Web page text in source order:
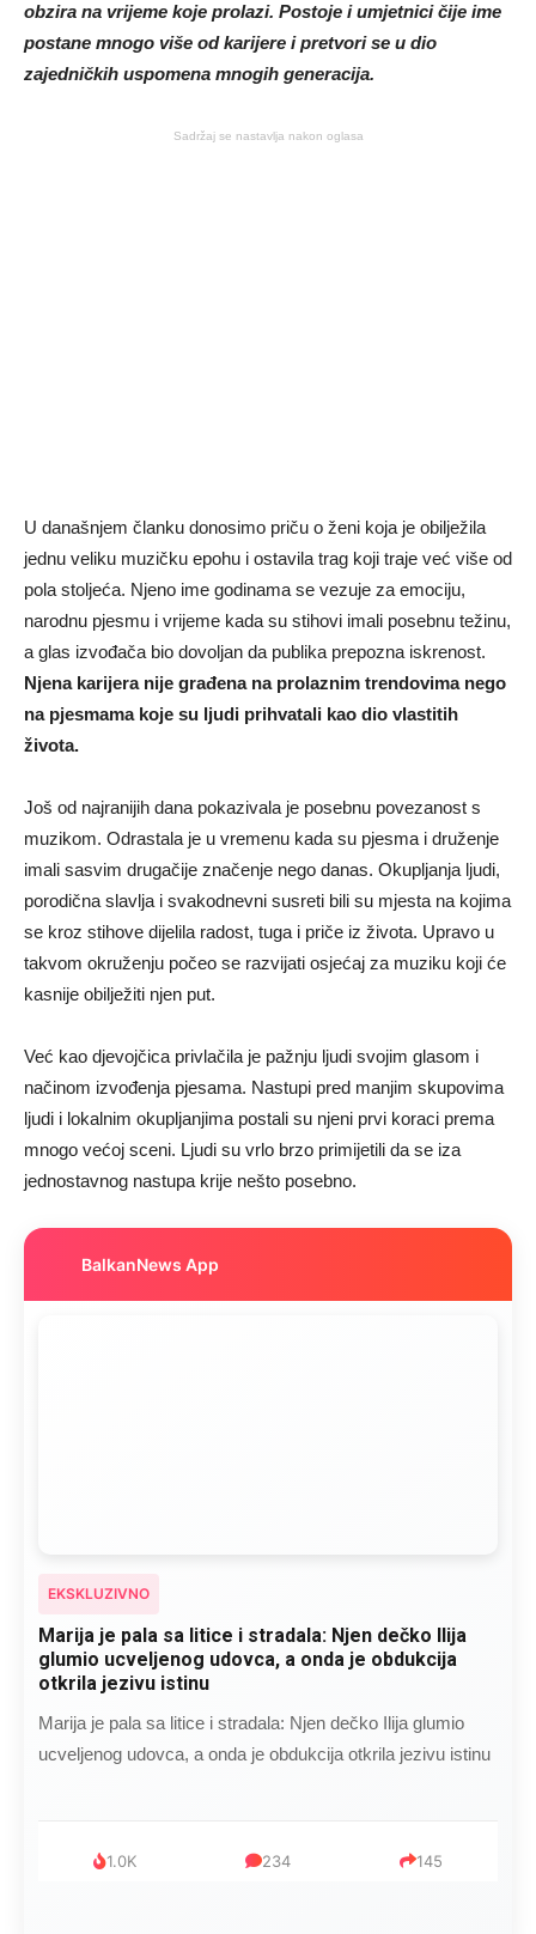
obzira na vrijeme koje prolazi. Postoje i umjetnici čije ime
postane mnogo više od karijere i pretvori se u dio
zajedničkih uspomena mnogih generacija.
Sadržaj se nastavlja nakon oglasa
U današnjem članku donosimo priču o ženi koja je obilježila
jednu veliku muzičku epohu i ostavila trag koji traje već više od
pola stoljeća. Njeno ime godinama se vezuje za emociju,
narodnu pjesmu i vrijeme kada su stihovi imali posebnu težinu,
a glas izvođača bio dovoljan da publika prepozna iskrenost.
Njena karijera nije građena na prolaznim trendovima nego
na pjesmama koje su ljudi prihvatali kao dio vlastitih
života.
Još od najranijih dana pokazivala je posebnu povezanost s
muzikom. Odrastala je u vremenu kada su pjesma i druženje
imali sasvim drugačije značenje nego danas. Okupljanja ljudi,
porodična slavlja i svakodnevni susreti bili su mjesta na kojima
se kroz stihove dijelila radost, tuga i priče iz života. Upravo u
takvom okruženju počeo se razvijati osjećaj za muziku koji će
kasnije obilježiti njen put.
Već kao djevojčica privlačila je pažnju ljudi svojim glasom i
načinom izvođenja pjesama. Nastupi pred manjim skupovima
ljudi i lokalnim okupljanjima postali su njeni prvi koraci prema
mnogo većoj sceni. Ljudi su vrlo brzo primijetili da se iza
jednostavnog nastupa krije nešto posebno.
BalkanNews App
EKSKLUZIVNO
Marija je pala sa litice i stradala: Njen dečko Ilija
glumio ucveljenog udovca, a onda je obdukcija
otkrila jezivu istinu
Marija je pala sa litice i stradala: Njen dečko Ilija glumio
ucveljenog udovca, a onda je obdukcija otkrila jezivu istinu
1.0K 234 145